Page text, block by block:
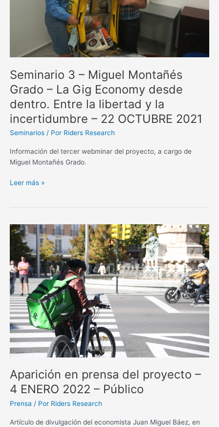
Seminario 3 – Miguel Montañés
Grado – La Gig Economy desde
dentro. Entre la libertad y la
incertidumbre – 22 OCTUBRE 2021
Seminarios / Por Riders Research
Información del tercer webminar del proyecto, a cargo de
Miguel Montañés Grado.
y
la
incertidumbre
–
22
OCTUBRE
Leer más »
Aparición en prensa del proyecto –
4 ENERO 2022 – Público
Prensa / Por Riders Research
Artículo de divulgación del economista Juan Miguel Báez, en
Aparición
en
prensa
del
proyecto
–
4
ENERO
2022
–
Público